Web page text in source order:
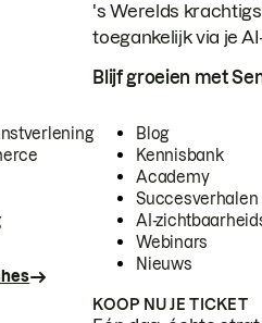
's Werelds
toegankelijk via je
Blijf groeien met
Blog
Kennisbank
Academy
Succesverhalen
AI-
Webinars
Nieuws
KOOP NU JE TICKET